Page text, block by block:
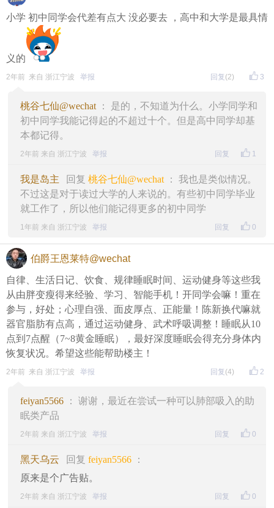
小学 初中同学会代差有点大 没必要去 ，高中和大学是最具情
义的
3
2年前 来自 浙江宁波 举报 回复 (2)
桃谷七仙@wechat ： 是的，不知道为什么。小学同学和
初中同学我能记得起的不超过十个。但是高中同学却基
本都记得。
1
2年前 来自 浙江宁波 举报 回复
我是岛主 回复 桃谷七仙@wechat ： 我也是类似情况。
不过这是对于读过大学的人来说的。有些初中同学毕业
就工作了，所以他们能记得更多的初中同学
0
1年前 来自 浙江宁波 举报 回复
伯爵王恩莱特@wechat
自律、生活日记、饮食、规律睡眠时间、运动健身等这些我
从由胖变瘦得来经验、学习、智能手机！开同学会嘛！重在
参与，好处；心理自强、面皮厚点、正能量！陈新换代嘛就
器官脂肪有点高，通过运动健身、武术呼吸调整！睡眠从10
点到7点醒（7~8黄金睡眠），最好深度睡眠会得充分身体内
恢复状况。希望这些能帮助楼主！
2
2年前 来自 浙江宁波 举报 回复 (4)
feiyan5566 ： 谢谢，最近在尝试一种可以肺部吸入的助
眠类产品
0
2年前 来自 浙江宁波 举报 回复
黑天乌云 回复 feiyan5566 ：
原来是个广告贴。
0
2年前 来自 浙江宁波 举报 回复